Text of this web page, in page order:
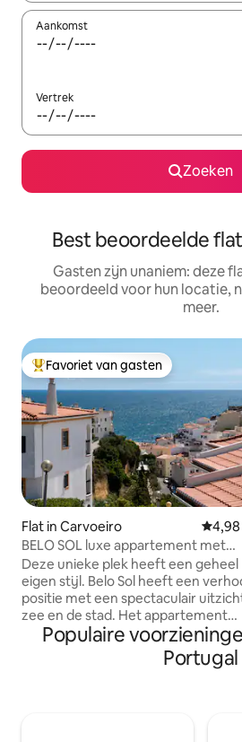
Aankomst
Vertrek
Zoeken
Best beoordeelde
Gasten zijn unaniem: deze
beoordeeld voor hun locatie,
meer.
Topfavoriet van gasten
Favoriet van gasten
Flat in Carvoeiro
4,98
BELO SOL luxe appartement met
zeezicht
Deze unieke plek heeft een geheel
eigen stijl. Belo Sol heeft een
positie met een spectaculair
zee en de stad. Het appartement
beschikt over een slaapkamer,
doucheruimte, keuken en een eigen
dak. Gemeenschappelijk zwembad
Populaire
Portugal